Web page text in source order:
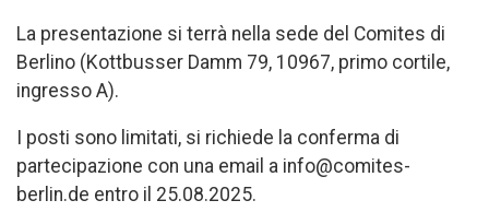
La presentazione si terrà nella sede del Comites di
Berlino (Kottbusser Damm 79, 10967, primo cortile,
ingresso A).
I posti sono limitati, si richiede la conferma di
partecipazione con una email a info@comites-
berlin.de entro il 25.08.2025.